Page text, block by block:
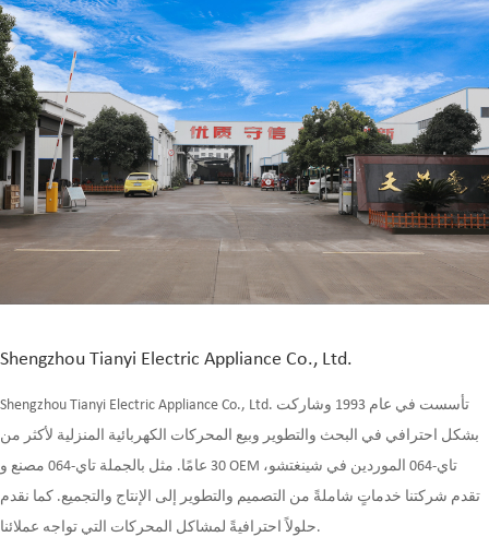
Shengzhou Tianyi Electric Appliance Co., Ltd.
Shengzhou Tianyi Electric Appliance Co., Ltd. تأسست في عام 1993 وشاركت
بشكل احترافي في البحث والتطوير وبيع المحركات الكهربائية المنزلية لأكثر من
30 عامًا. مثل
بالجملة تاي-064 مصنع OEM تاي-064 الموردين
في شينغتشو،
تقدم شركتنا خدماتٍ شاملةً من التصميم والتطوير إلى الإنتاج والتجميع. كما نقدم
حلولاً احترافيةً لمشاكل المحركات التي تواجه عملائنا.